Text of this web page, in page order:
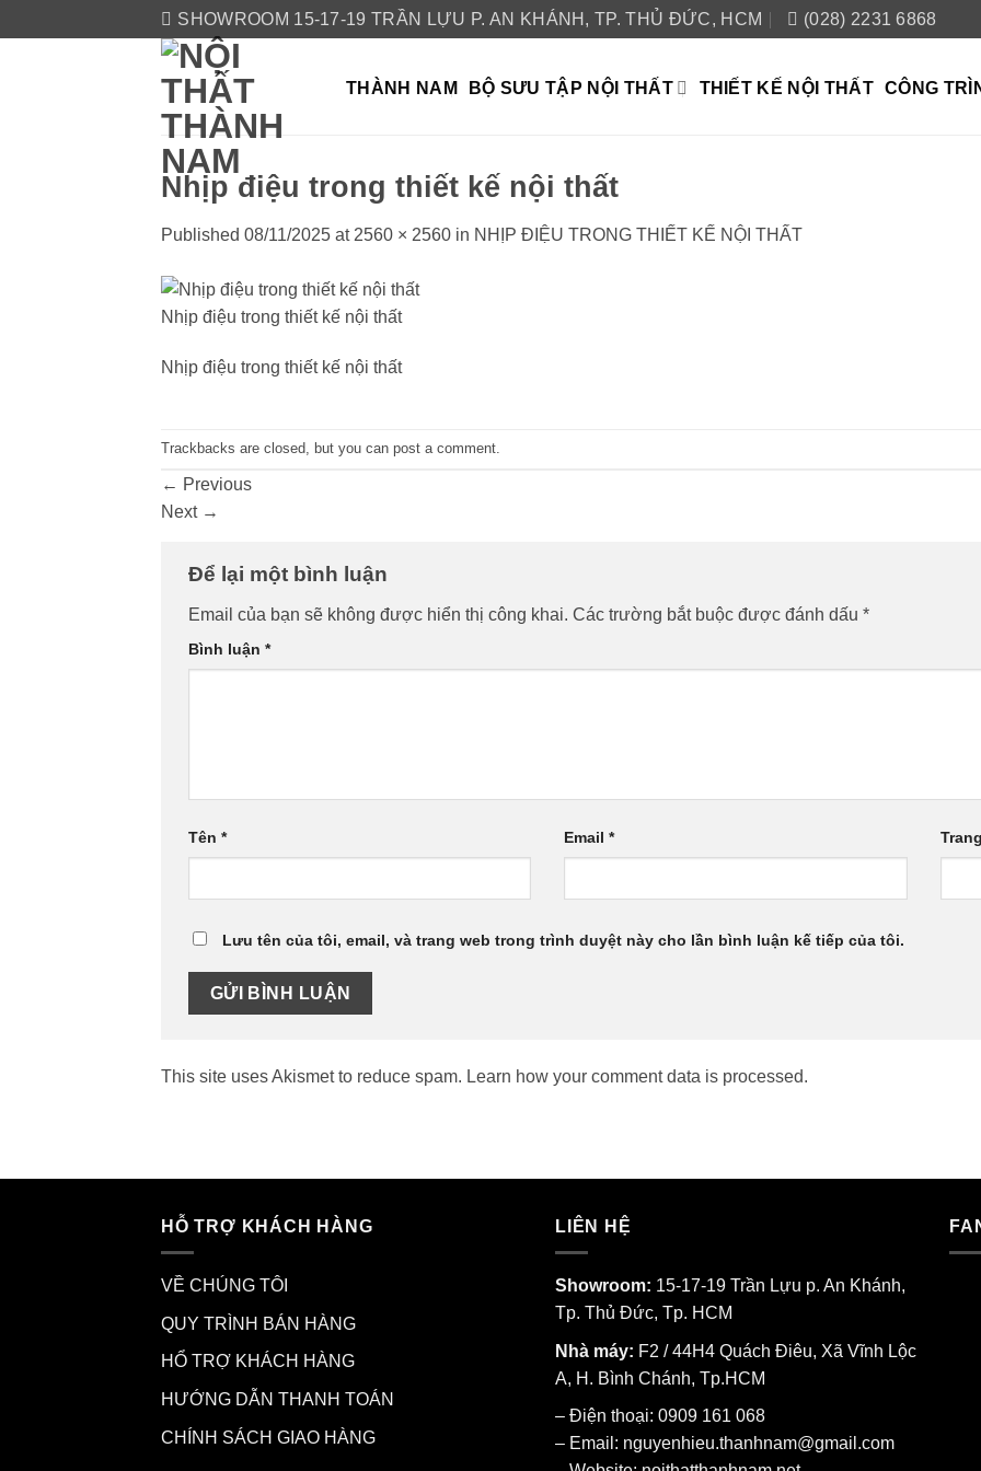
to
SHOWROOM 15-17-19 TRẦN LỰU P. AN KHÁNH, TP. THỦ ĐỨC, HCM (028) 2231 6868
THÀNH NAM BỘ SƯU TẬP NỘI THẤT THIẾT KẾ NỘI THẤT CÔNG
Nhịp điệu trong thiết kế nội thất
Published 08/11/2025 at 2560 × 2560 in NHỊP ĐIỆU TRONG THIẾT KẾ NỘI THẤT
Nhịp điệu trong thiết kế nội thất
Nhịp điệu trong thiết kế nội thất
Trackbacks are closed, but you can post a comment
← Previous
Next →
Để lại một bình luận
Email của bạn sẽ không được hiển thị công khai. Các trường bắt buộc được đánh dấu *
Bình luận *
Tên * Email*
Lưu tên của tôi, email, và trang web trong trình duyệt này cho lần bình luận kế tiếp của tôi.
This site uses Akismet to reduce spam. Learn how your comment data is processed.
HỖ TRỢ KHÁCH HÀNG
VỀ CHÚNG TÔI
QUY TRÌNH BÁN HÀNG
HỔ TRỢ KHÁCH HÀNG
HƯỚNG DẪN THANH TOÁN
CHÍNH SÁCH GIAO HÀNG
LIÊN HỆ
Showroom: 15-17-19 Trần Lựu p. An Khánh,
Tp. Thủ Đức, Tp. HCM
Nhà máy: F2 / 44H4 Quách Điêu, Xã Vĩnh Lộc
A, H. Bình Chánh, Tp.HCM
– Điện thoại: 0909 161 068
– Email: nguyenhieu.thanhnam@gmail.com